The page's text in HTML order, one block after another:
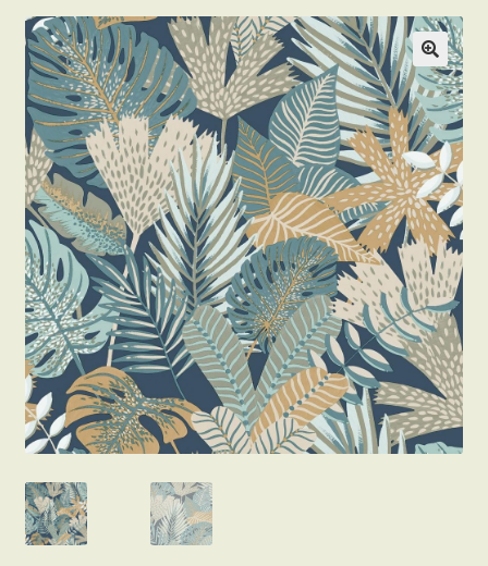
Tapéta BLOG
Mi az a fotótapéta?
Tapétázási tanácsok
Beton hatású tapéták
Kapcsolat